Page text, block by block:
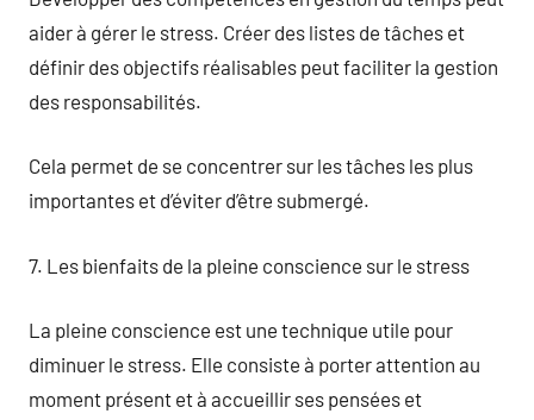
aider à gérer le stress. Créer des listes de tâches et
définir des objectifs réalisables peut faciliter la gestion
des responsabilités.
Cela permet de se concentrer sur les tâches les plus
importantes et d’éviter d’être submergé.
7. Les bienfaits de la pleine conscience sur le stress
La pleine conscience est une technique utile pour
diminuer le stress. Elle consiste à porter attention au
moment présent et à accueillir ses pensées et